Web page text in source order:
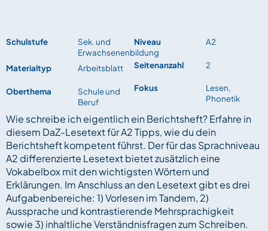
Schulstufe
Sek. und
Erwachsenenbildung
Materialtyp
Arbeitsblatt
Oberthema
Schule und
Beruf
Niveau A2
Seitenanzahl 2
Fokus
Lesen,
Phonetik
Wie schreibe ich eigentlich ein Berichtsheft? Erfahre in
diesem DaZ-Lesetext für A2 Tipps, wie du dein
Berichtsheft kompetent führst. Der für das Sprachniveau
A2 differenzierte Lesetext bietet zusätzlich eine
Vokabelbox mit den wichtigsten Wörtern und
Erklärungen. Im Anschluss an den Lesetext gibt es drei
Aufgabenbereiche: 1) Vorlesen im Tandem, 2)
Aussprache und kontrastierende Mehrsprachigkeit
sowie 3) inhaltliche Verständnisfragen zum Schreiben.